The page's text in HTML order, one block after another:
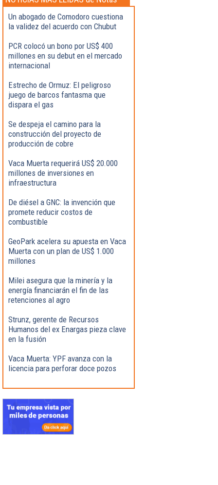
Destacadas
Un abogado de Comodoro cuestiona
la validez del acuerdo con Chubut
PCR colocó un bono por US$ 400
millones en su debut en el mercado
internacional
Estrecho de Ormuz: El peligroso
juego de barcos fantasma que
dispara el gas
Se despeja el camino para la
construcción del proyecto de
producción de cobre
Vaca Muerta requerirá US$ 20.000
millones de inversiones en
infraestructura
De diésel a GNC: la invención que
promete reducir costos de
combustible
GeoPark acelera su apuesta en Vaca
Muerta con un plan de US$ 1.000
millones
Milei asegura que la minería y la
energía financiarán el fin de las
retenciones al agro
Strunz, gerente de Recursos
Humanos del ex Enargas pieza clave
en la fusión
Vaca Muerta: YPF avanza con la
licencia para perforar doce pozos